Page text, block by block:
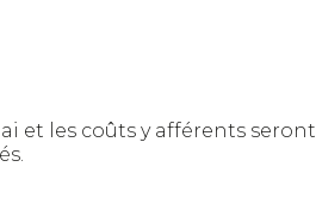
et les coûts y afférents seront